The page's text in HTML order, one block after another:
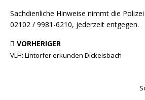
Sachdienliche Hinweise nimmt die
02102 / 9981-6210, jederzeit entgegen.
VORHERIGER
VLH: Lintorfer erkunden Dickelsbach